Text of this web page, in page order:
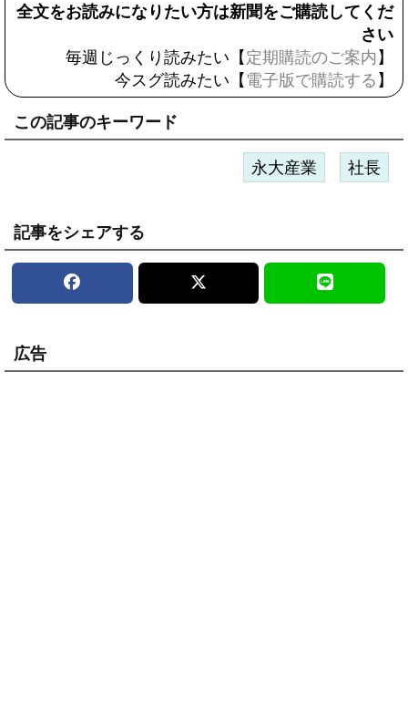
全文をお読みになりたい方は新聞をご購読してくだ
さい
毎週じっくり読みたい【 定期購読のご案内 】
今スグ読みたい【 電子版で購読する 】
この記事のキーワード
永大産業 社長
記事をシェアする
広告